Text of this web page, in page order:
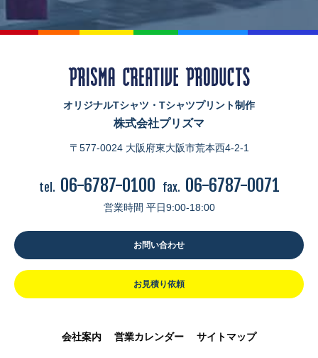
オリジナルTシャツ・Tシャツプリント制作
株式会社プリズマ
〒577-0024 大阪府東大阪市荒本西4-2-1
tel. 06-6787-0100 fax. 06-6787-0071
営業時間 平日9:00-18:00
お問い合わせ
お見積り依頼
会社案内 営業カレンダー サイトマップ